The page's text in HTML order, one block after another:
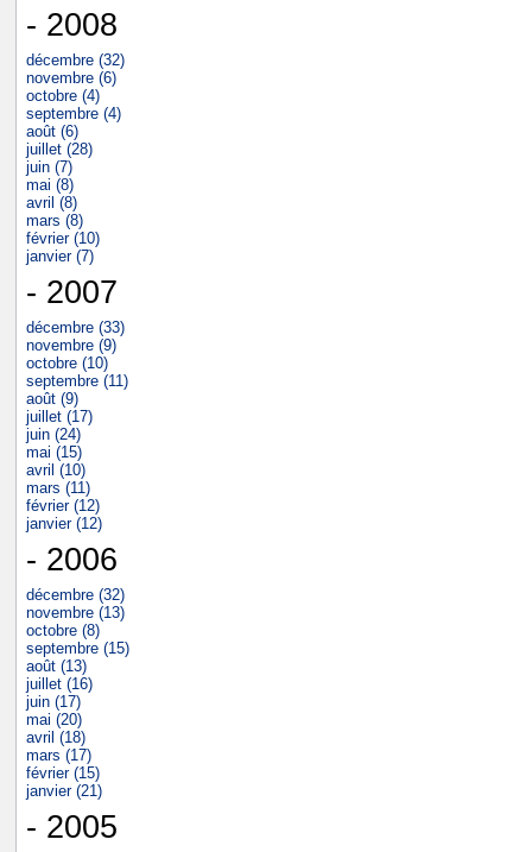
- 2008
décembre (32)
novembre (6)
octobre (4)
septembre (4)
août (6)
juillet (28)
juin (7)
mai (8)
avril (8)
mars (8)
février (10)
janvier (7)
- 2007
décembre (33)
novembre (9)
octobre (10)
septembre (11)
août (9)
juillet (17)
juin (24)
mai (15)
avril (10)
mars (11)
février (12)
janvier (12)
- 2006
décembre (32)
novembre (13)
octobre (8)
septembre (15)
août (13)
juillet (16)
juin (17)
mai (20)
avril (18)
mars (17)
février (15)
janvier (21)
- 2005